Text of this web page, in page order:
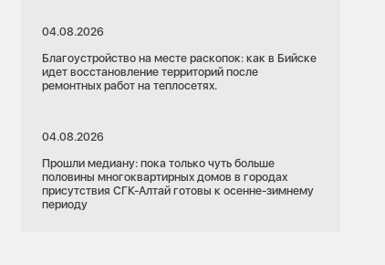
04.08.2026
Благоустройство на месте раскопок: как в Бийске
идет восстановление территорий после
ремонтных работ на теплосетях.
04.08.2026
Прошли медиану: пока только чуть больше
половины многоквартирных домов в городах
присутствия СГК-Алтай готовы к осенне-зимнему
периоду